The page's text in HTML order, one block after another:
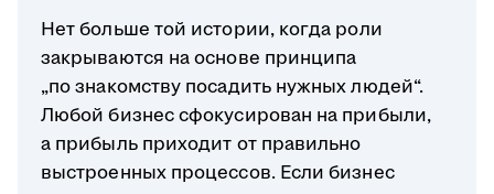
Нет больше той истории, когда роли
закрываются на основе принципа
„по знакомству посадить нужных людей“.
Любой бизнес сфокусирован на прибыли,
а прибыль приходит от правильно
выстроенных процессов. Если бизнес